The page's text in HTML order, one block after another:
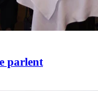
parlent